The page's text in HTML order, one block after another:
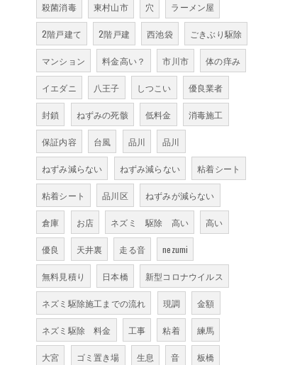
殺菌消毒 東村山市 穴 ラーメン屋
2階戸建て 2階戸建 西池袋 ごきぶり駆除
マンション 料金高い？ 市川市 体の痒み
イエダニ 八王子 しつこい 優良業者
封鎖 ねずみの死骸 低料金 消毒施工
保証内容 台風 品川 品川
ねずみ減らない ねずみ減らない 粘着シート
粘着シート 品川区 ねずみが減らない
倉庫 お店 ネズミ 駆除 高い 高い
優良 天井裏 走る音 nezumi
無料見積り 日本橋 新型コロナウイルス
ネズミ駆除施工までの流れ 現調 金額
ネズミ駆除 料金 工事 粘着 練馬
大宮 ゴミ置き場 生息 音 板橋